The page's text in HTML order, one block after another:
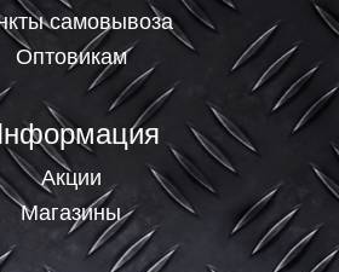
самовывоза
Оптовикам
Акции
Магазины